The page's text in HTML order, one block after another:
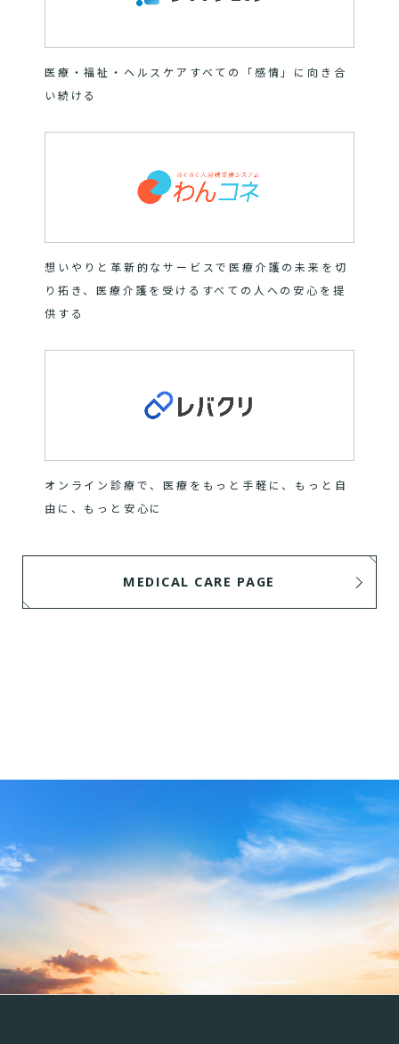
医療・福祉・ヘルスケアすべての「感情」に向き合
い続ける
想いやりと革新的なサービスで医療介護の未来を切
り拓き、医療介護を受けるすべての人への安心を提
供する
オンライン診療で、医療をもっと手軽に、もっと自
由に、もっと安心に
MEDICAL CARE PAGE